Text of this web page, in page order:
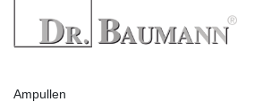
Ampullen